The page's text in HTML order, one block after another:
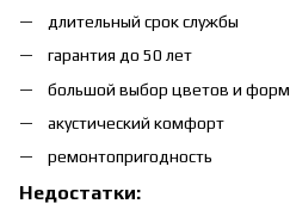
длительный срок службы
гарантия до 50 лет
большой выбор цветов и форм
акустический комфорт
ремонтопригодность
Недостатки: